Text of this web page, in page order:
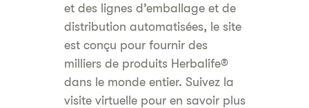
et des lignes d’emballage et de
distribution automatisées, le site
est conçu pour fournir des
milliers de produits Herbalife®
dans le monde entier. Suivez la
visite virtuelle pour en savoir plus